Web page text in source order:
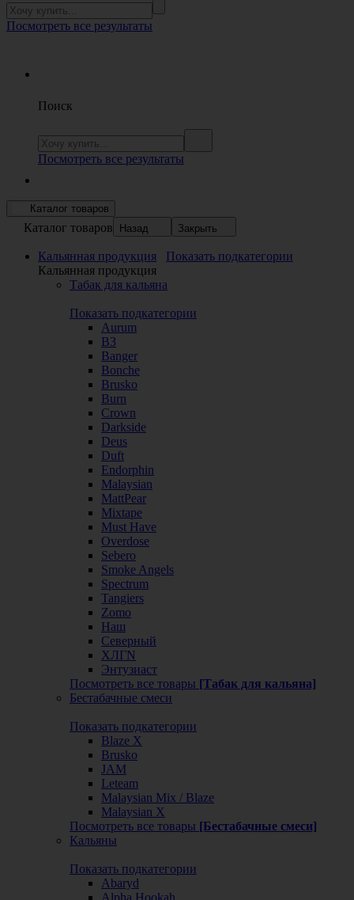
Посмотреть все результаты
Поиск
Посмотреть все результаты
Каталог товаров
Каталог товаров Назад Закрыть
Кальянная продукция
Показать подкатегории
Кальянная продукция
Табак для кальяна
Показать подкатегории
Aurum
B3
Banger
Bonche
Brusko
Burn
Crown
Darkside
Deus
Duft
Endorphin
Malaysian
MattPear
Mixtape
Must Have
Overdose
Sebero
Smoke Angels
Spectrum
Tangiers
Zomo
Наш
Северный
ХЛГN
Энтузиаст
Посмотреть все товары [Табак для кальяна]
Бестабачные смеси
Показать подкатегории
Blaze X
Brusko
JAM
Leteam
Malaysian Mix / Blaze
Malaysian X
Посмотреть все товары [Бестабачные смеси]
Кальяны
Показать подкатегории
Abaryd
Alpha Hookah